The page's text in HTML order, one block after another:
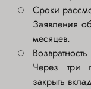
Сроки
Заявления
месяцев.
Через три
закрыть